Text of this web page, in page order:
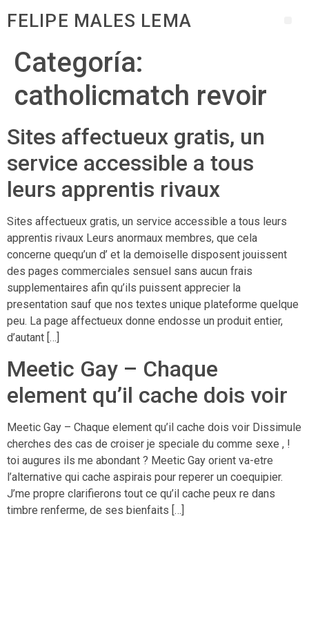
FELIPE MALES LEMA
Categoría:
catholicmatch revoir
Sites affectueux gratis, un
service accessible a tous
leurs apprentis rivaux
Sites affectueux gratis, un service accessible a tous leurs
apprentis rivaux Leurs anormaux membres, que cela
concerne quequ’un d’ et la demoiselle disposent jouissent
des pages commerciales sensuel sans aucun frais
supplementaires afin qu’ils puissent apprecier la
presentation sauf que nos textes unique plateforme quelque
peu. La page affectueux donne endosse un produit entier,
d’autant […]
Meetic Gay – Chaque
element qu’il cache dois voir
Meetic Gay – Chaque element qu’il cache dois voir Dissimule
cherches des cas de croiser je speciale du comme sexe , !
toi augures ils me abondant ? Meetic Gay orient va-etre
l’alternative qui cache aspirais pour reperer un coequipier.
J’me propre clarifierons tout ce qu’il cache peux re dans
timbre renferme, de ses bienfaits […]